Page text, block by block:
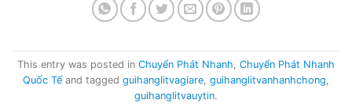
This entry was posted in Chuyển Phát Nhanh Chuyển Phát Nhanh
Quốc Tếand tagged guihanglitvagiare guihanglitvanhanhchong
guihanglitvauytin.